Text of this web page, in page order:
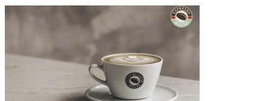
Lediga jobb
Presentkort
Min Shopping-app